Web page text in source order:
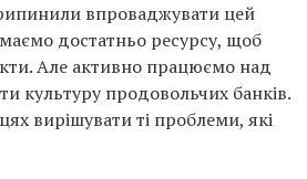
впроваджувати цей
достатньо ресурсу, щоб
Але активно працюємо над
культуру продовольчих банків.
вирішувати ті проблеми, які